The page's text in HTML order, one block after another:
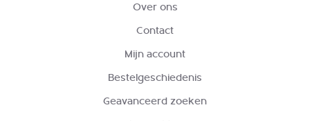
Over ons
Contact
Mijn account
Bestelgeschiedenis
Geavanceerd zoeken